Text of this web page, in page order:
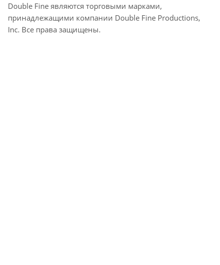
Double Fine являются торговыми марками,
принадлежащими компании Double Fine Productions,
Inc. Все права защищены.